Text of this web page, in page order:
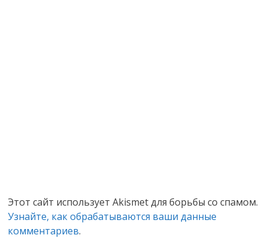
Этот сайт использует Akismet для борьбы со спамом.
Узнайте, как обрабатываются ваши данные
комментариев.